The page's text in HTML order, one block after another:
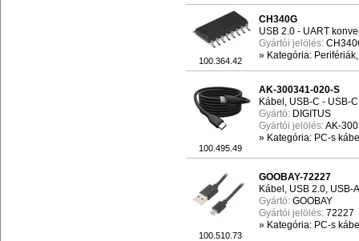
100.364.42
CH340G
USB 2.0 - UART
Gyártói jelölés:
» Kategória:
100.495.49
AK-300341-020-S
Kábel, USB-C - USB-
Gyártó: DIGITUS
Gyártói jelölés:AK-
» Kategória: PC-s
100.510.73
GOOBAY-72227
Kábel, USB 2.0, USB-
Gyártó: GOOBAY
Gyártói jelölés: 72227
» Kategória: PC-s